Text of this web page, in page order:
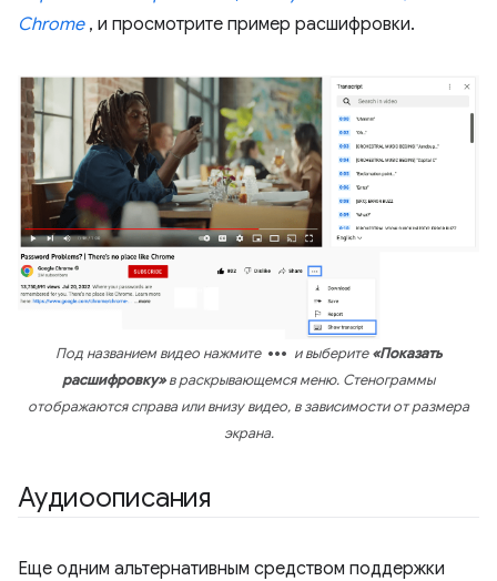
Chrome, и просмотрите пример расшифровки.
Под названием видео нажмите more_horiz и выберите«Показать
расшифровку»в раскрывающемся меню. Стенограммы
отображаются справа или внизу видео, в зависимости от размера
экрана.
Аудиоописания
Еще одним альтернативным средством поддержки